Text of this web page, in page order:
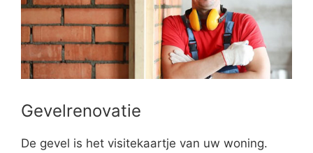
Gevelrenovatie
De gevel is het visitekaartje van uw woning.